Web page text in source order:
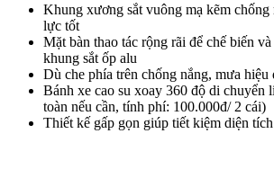
Khung xương sắt vuông mạ kẽm chống
lực tốt
Mặt bàn thao tác rộng rãi để chế biến
khung sắt ốp alu
Dù che phía trên chống nắng, mưa hiệu
Bánh xe cao su xoay 360 độ di chuyển
toàn nếu cần, tính phí: 100.000đ/ 2 cái)
Thiết kế gấp gọn giúp tiết kiệm diện